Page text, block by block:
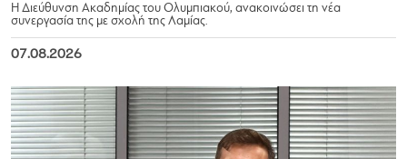
Η Διεύθυνση Ακαδημίας του Ολυμπιακού, ανακοινώσει τη νέα
συνεργασία της με σχολή της Λαμίας.
07.08.2026